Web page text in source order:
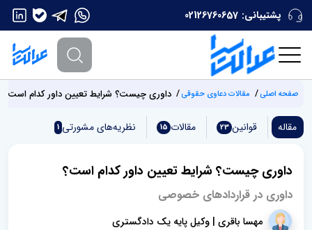
پشتیبانی: 02126760657
صفحه اصلی مقالات دعاوی حقوقی داوری چیست؟ شرایط تعیین داور کدام است؟
مقاله قوانین 23 مقالات 15 نظریه‌های مشورتی 1
داوری چیست؟ شرایط تعیین داور کدام است؟
داوری در قراردادهای خصوصی
مهسا باقری | وکیل پایه یک دادگستری